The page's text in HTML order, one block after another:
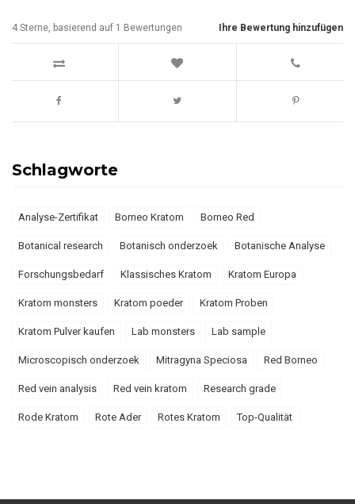
Ihre Bewertung hinzufügen
4 Sterne, basierend auf 1 Bewertungen
Schlagworte
Analyse-Zertifikat Borneo Kratom Borneo Red
Botanical research Botanisch onderzoek Botanische Analyse
Forschungsbedarf Klassisches Kratom Kratom Europa
Kratom monsters Kratom poeder Kratom Proben
Kratom Pulver kaufen Lab monsters Lab sample
Microscopisch onderzoek Mitragyna Speciosa Red Borneo
Red vein analysis Red vein kratom Research grade
Rode Kratom Rote Ader Rotes Kratom Top-Qualität